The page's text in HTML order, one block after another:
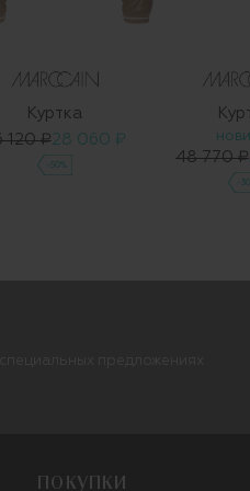
Куртка
120 ₽28 060 ₽
-50% 48 770 ₽
-
ПОКУПКИ